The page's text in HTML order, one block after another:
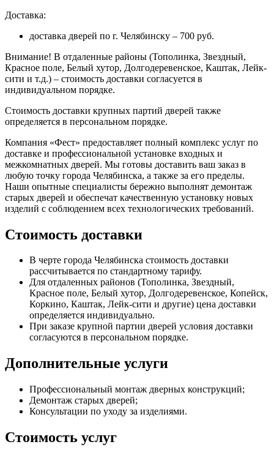
Доставка:
доставка дверей по г. Челябинску – 700 руб.
Внимание! В отдаленные районы (Тополинка, Звездный,
Красное поле, Белый хутор, Долгодеревенское, Каштак, Лейк-
сити и т.д.) – стоимость доставки согласуется в
индивидуальном порядке.
Стоимость доставки крупных партий дверей также
определяется в персональном порядке.
Компания «Фест» предоставляет полный комплекс услуг по
доставке и профессиональной установке входных и
межкомнатных дверей. Мы готовы доставить ваш заказ в
любую точку города Челябинска, а также за его пределы.
Наши опытные специалисты бережно выполнят демонтаж
старых дверей и обеспечат качественную установку новых
изделий с соблюдением всех технологических требований.
Стоимость доставки
В черте города Челябинска стоимость доставки
рассчитывается по стандартному тарифу.
Для отдаленных районов (Тополинка, Звездный,
Красное поле, Белый хутор, Долгодеревенское, Копейск,
Коркино, Каштак, Лейк-сити и другие) цена доставки
определяется индивидуально.
При заказе крупной партии дверей условия доставки
согласуются в персональном порядке.
Дополнительные услуги
Профессиональный монтаж дверных конструкций;
Демонтаж старых дверей;
Консультации по уходу за изделиями.
Стоимость услуг